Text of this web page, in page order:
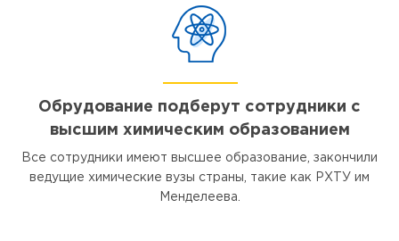
Обрудование подберут сотрудники с
высшим химическим образованием
Все сотрудники имеют высшее образование, закончили
ведущие химические вузы страны, такие как РХТУ им
Менделеева.